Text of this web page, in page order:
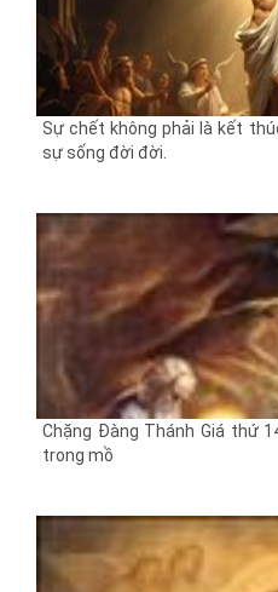
Sự chết không phải là kết
sự sống đời đời.
Chặng Đàng Thánh Giá thứ
trong mồ